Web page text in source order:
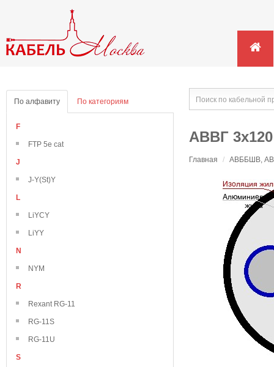
По алфавиту По категориям
F
FTP 5e cat
J
J-Y(St)Y
L
LiYCY
LiYY
N
NYM
R
Rexant RG-11
RG-11S
RG-11U
S
АВВГ
Главная / АВББШВ,